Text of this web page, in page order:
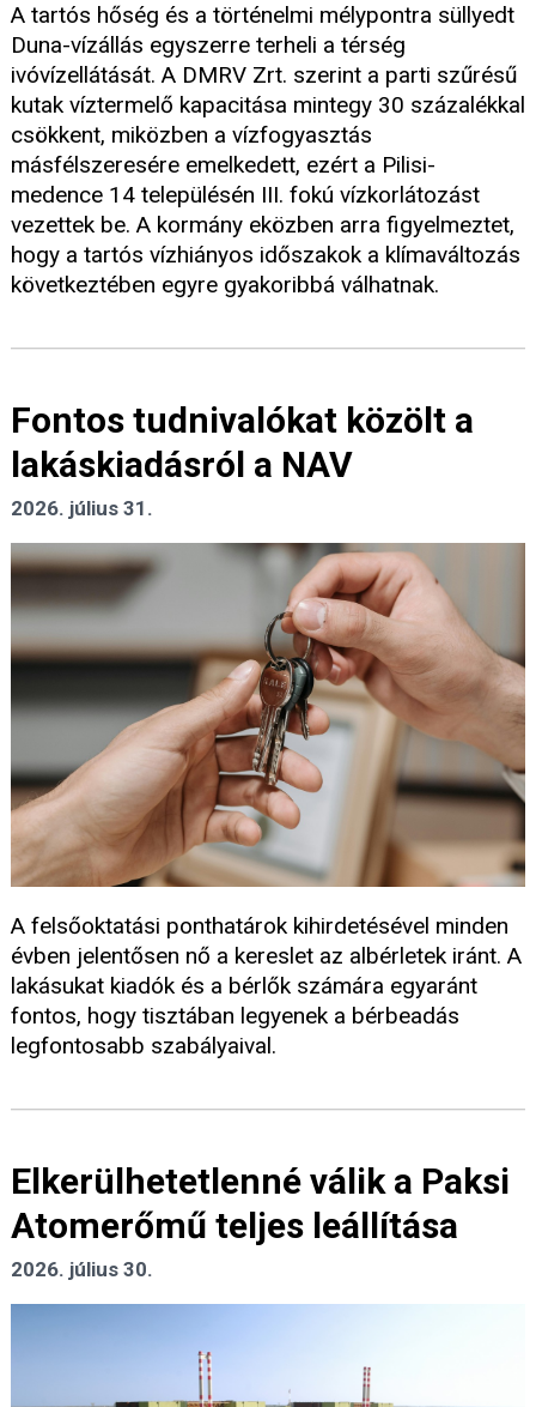
A tartós hőség és a történelmi mélypontra süllyedt
Duna-vízállás egyszerre terheli a térség
ivóvízellátását. A DMRV Zrt. szerint a parti szűrésű
kutak víztermelő kapacitása mintegy 30 százalékkal
csökkent, miközben a vízfogyasztás
másfélszeresére emelkedett, ezért a Pilisi-
medence 14 településén III. fokú vízkorlátozást
vezettek be. A kormány eközben arra figyelmeztet,
hogy a tartós vízhiányos időszakok a klímaváltozás
következtében egyre gyakoribbá válhatnak.
Fontos tudnivalókat közölt a
lakáskiadásról a NAV
2026. július 31.
A felsőoktatási ponthatárok kihirdetésével minden
évben jelentősen nő a kereslet az albérletek iránt. A
lakásukat kiadók és a bérlők számára egyaránt
fontos, hogy tisztában legyenek a bérbeadás
legfontosabb szabályaival.
Elkerülhetetlenné válik a Paksi
Atomerőmű teljes leállítása
2026. július 30.